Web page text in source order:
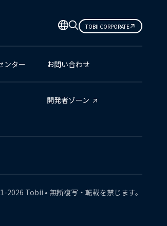
TOBII CORPORATE
ンター お問い合わせ
開発者ゾーン
2026 Tobii • 無断複写・転載を禁じます。